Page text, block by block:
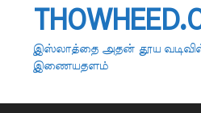
இஸ்லாத்தை அதன் தூய வடிவில்
இணையதளம்